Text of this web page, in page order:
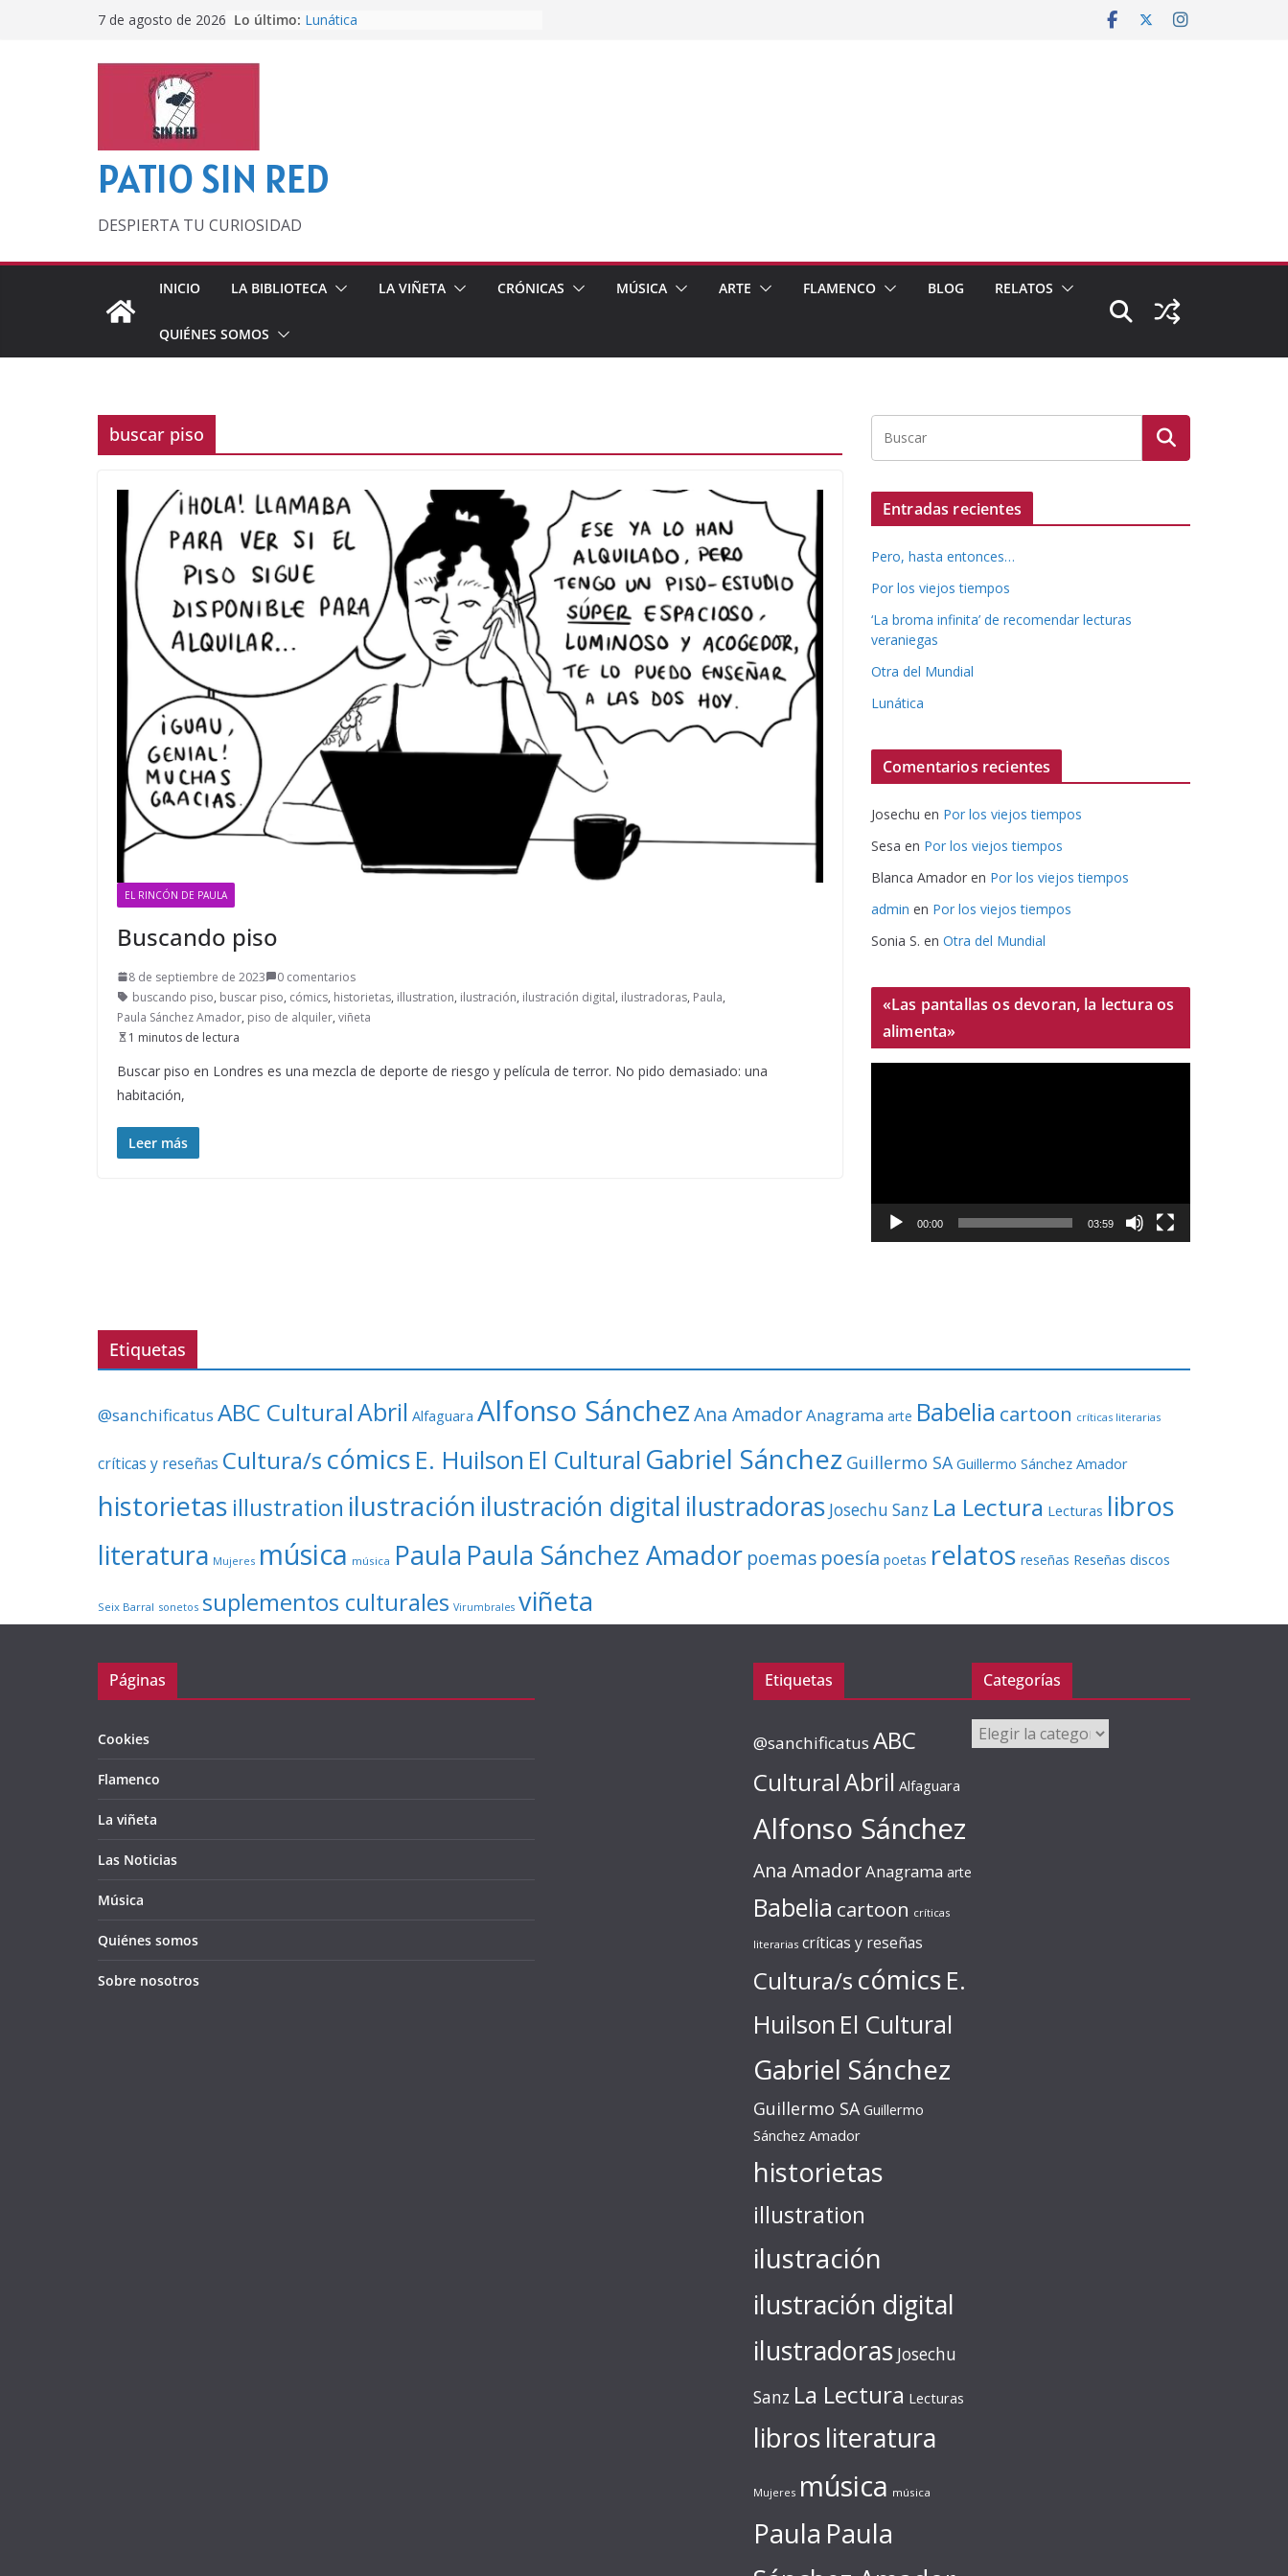
7 de agosto de 2026 Lo último: Lunática
PATIO SIN RED
DESPIERTA TU CURIOSIDAD
INICIO LA BIBLIOTECA LA VIÑETA CRÓNICAS MÚSICA ARTE FLAMENCO BLOG RELATOS
QUIÉNES SOMOS
buscar piso
EL RINCÓN DE PAULA
Buscando piso
8 de septiembre de 2023
0 comentarios
buscando piso, buscar piso, cómics, historietas, illustration, ilustración, ilustración digital, ilustradoras, Paula,
Paula Sánchez Amador, piso de alquiler, viñeta
1 minutos de lectura
Buscar piso en Londres es una mezcla de deporte de riesgo y película de terror. No pido demasiado: una
habitación,
Leer más
Entradas recientes
Pero, hasta entonces…
Por los viejos tiempos
‘La broma infinita’ de recomendar lecturas
veraniegas
Otra del Mundial
Lunática
Comentarios recientes
Josechu en Por los viejos tiempos
Sesa en Por los viejos tiempos
Blanca Amador en Por los viejos tiempos
admin en Por los viejos tiempos
Sonia S. en Otra del Mundial
«Las pantallas os devoran, la lectura os
alimenta»
c
í
e
00:00 03:59
Etiquetas
@sanchificatus ABC CulturalAbril Alfaguara Alfonso SánchezAna AmadorAnagrama arte Babelia cartoon críticas literarias
críticas y reseñas Cultura/s cómics E. Huilson El Cultural Gabriel Sánchez Guillermo SA Guillermo Sánchez Amador
historietas illustration ilustración ilustración digital ilustradoras Josechu Sanz La Lectura Lecturas libros
literatura Mujeres música música Paula Paula Sánchez Amador poemas poesía poetas relatos reseñas Reseñas discos
Seix Barral sonetos suplementos culturales Virumbrales viñeta
Páginas
Cookies
Flamenco
La viñeta
Las Noticias
Música
Quiénes somos
Sobre nosotros
Etiquetas
@sanchificatus ABC
CulturalAbril Alfaguara
Alfonso Sánchez
Ana AmadorAnagrama arte
Babelia cartoon críticas
literarias críticas y reseñas
Cultura/s cómics E.
Huilson El Cultural
Gabriel Sánchez
Guillermo SA Guillermo
Sánchez Amador
historietas
illustration
ilustración
ilustración digital
ilustradoras Josechu
Sanz La Lectura Lecturas
librosliteratura
Mujeres música música
Paula Paula
Categorías
Categorías